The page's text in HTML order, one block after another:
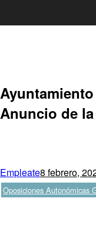
contenido
Anuncio de la
Autor
EmpleatePublicado
el
8 febrero,
Oposiciones Autonómicas